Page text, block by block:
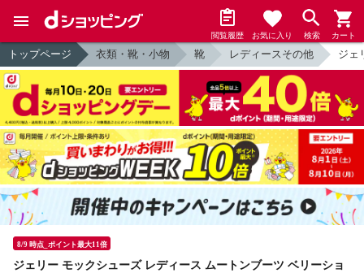
閲覧履歴 お気に入り 検索 カート
トップページ 衣類・靴・小物 靴 レディースその他 ジェ
8/9 時点_ポイント最大11倍
ジェリー モックシューズ レディース ムートンブーツ ベリーショ